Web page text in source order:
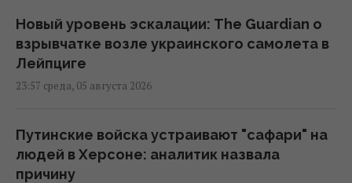
Новый уровень эскалации: The Guardian о
взрывчатке возле украинского самолета в
Лейпциге
23:57 среда, 05 августа 2026
Путинские войска устраивают "сафари" на
людей в Херсоне: аналитик назвала
причину